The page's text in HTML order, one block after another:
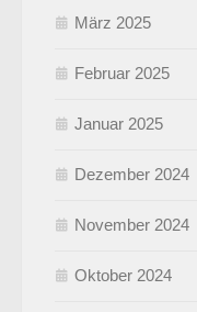
März 2025
Februar 2025
Januar 2025
Dezember 2024
November 2024
Oktober 2024